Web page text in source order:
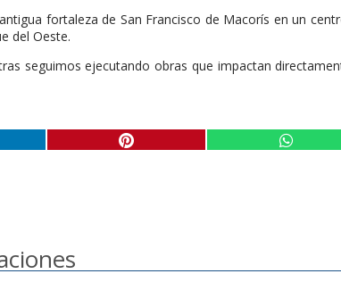
fortaleza de San Francisco de Macorís en un
del Oeste.
seguimos ejecutando obras que impactan